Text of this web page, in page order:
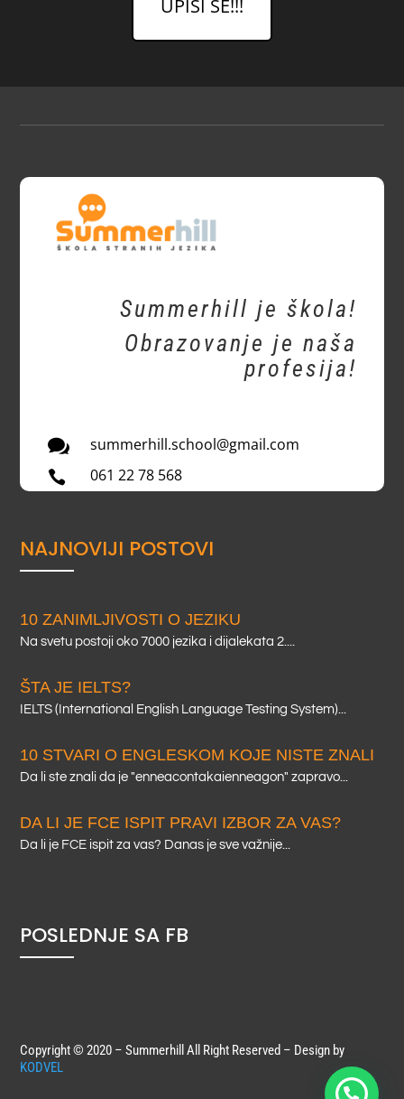
UPIŠI SE!!!
Summerhill je škola!
Obrazovanje je naša
profesija!
 summerhill.school@gmail.com
 061 22 78 568
NAJNOVIJI POSTOVI
10 ZANIMLJIVOSTI O JEZIKU
Na svetu postoji oko 7000 jezika i dijalekata 2....
ŠTA JE IELTS?
IELTS (International English Language Testing System)...
10 STVARI O ENGLESKOM KOJE NISTE ZNALI
Da li ste znali da je "enneacontakaienneagon" zapravo...
DA LI JE FCE ISPIT PRAVI IZBOR ZA VAS?
Da li je FCE ispit za vas? Danas je sve važnije...
POSLEDNJE SA FB
Copyright © 2020 – Summerhill All Right Reserved – Design by
KODVEL